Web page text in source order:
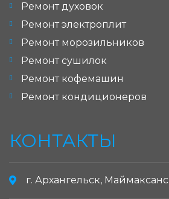
Ремонт духовок
Ремонт электроплит
Ремонт морозильников
Ремонт сушилок
Ремонт кофемашин
Ремонт кондиционеров
КОНТАКТЫ
г. Архангельск,